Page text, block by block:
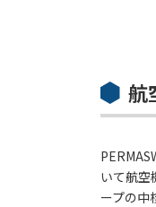
航
いて航
ープの中